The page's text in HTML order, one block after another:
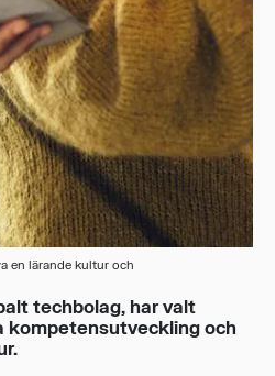
en lärande kultur och
techbolag, har valt
kompetensutveckling och